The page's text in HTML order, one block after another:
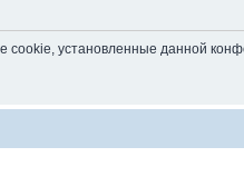
cookie, установленные данной